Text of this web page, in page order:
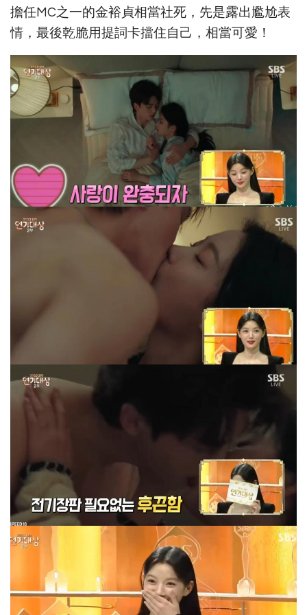
擔任MC之一的金裕貞相當社死，先是露出尷尬表
情，最後乾脆用提詞卡擋住自己，相當可愛！